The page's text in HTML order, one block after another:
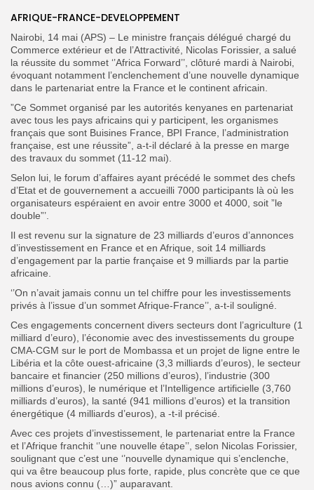
Search
for:
Search
Button
FR
AFRIQUE-FRANCE-DEVELOPPEMENT
Nairobi, 14 mai (APS) – Le ministre français délégué chargé du
Commerce extérieur et de l’Attractivité, Nicolas Forissier, a salué
la réussite du sommet ‘’Africa Forward’’, clôturé mardi à Nairobi,
évoquant notamment l’enclenchement d’une nouvelle dynamique
dans le partenariat entre la France et le continent africain.
”Ce Sommet organisé par les autorités kenyanes en partenariat
avec tous les pays africains qui y participent, les organismes
français que sont Buisines France, BPI France, l’administration
française, est une réussite”, a-t-il déclaré à la presse en marge
des travaux du sommet (11-12 mai).
Selon lui, le forum d’affaires ayant précédé le sommet des chefs
d’Etat et de gouvernement a accueilli 7000 participants là où les
organisateurs espéraient en avoir entre 3000 et 4000, soit ”le
double”’.
Il est revenu sur la signature de 23 milliards d’euros d’annonces
d’investissement en France et en Afrique, soit 14 milliards
d’engagement par la partie française et 9 milliards par la partie
africaine.
‘’On n’avait jamais connu un tel chiffre pour les investissements
privés à l’issue d’un sommet Afrique-France’’, a-t-il souligné.
Ces engagements concernent divers secteurs dont l’agriculture (1
milliard d’euro), l’économie avec des investissements du groupe
CMA-CGM sur le port de Mombassa et un projet de ligne entre le
Libéria et la côte ouest-africaine (3,3 milliards d’euros), le secteur
bancaire et financier (250 millions d’euros), l’industrie (300
millions d’euros), le numérique et l’Intelligence artificielle (3,760
milliards d’euros), la santé (941 millions d’euros) et la transition
énergétique (4 milliards d’euros), a -t-il précisé.
Avec ces projets d’investissement, le partenariat entre la France
et l’Afrique franchit ‘’une nouvelle étape’’, selon Nicolas Forissier,
soulignant que c’est une ‘’nouvelle dynamique qui s’enclenche,
qui va être beaucoup plus forte, rapide, plus concrète que ce que
nous avions connu (…)” auparavant.